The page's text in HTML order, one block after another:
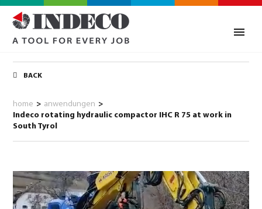
BACK
home > anwendungen >
Indeco rotating hydraulic compactor IHC R 75 at work in
South Tyrol